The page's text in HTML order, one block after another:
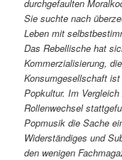
durchgefaulten
Sie suchte nach
Leben mit
Das Rebellische hat
Kommerzialisierung,
Konsumgesellschaft
Popkultur. Im
Rollenwechsel
Popmusik die Sache
Widerständiges und
den wenigen